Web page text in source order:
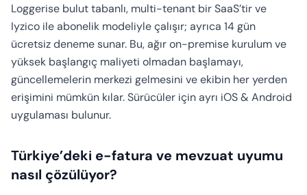
Loggerise bulut tabanlı, multi-tenant bir SaaS’tir ve
Iyzico ile abonelik modeliyle çalışır; ayrıca 14 gün
ücretsiz deneme sunar. Bu, ağır on-premise kurulum ve
yüksek başlangıç maliyeti olmadan başlamayı,
güncellemelerin merkezi gelmesini ve ekibin her yerden
erişimini mümkün kılar. Sürücüler için ayrı iOS & Android
uygulaması bulunur.
Türkiye’deki e-fatura ve mevzuat uyumu
nasıl çözülüyor?